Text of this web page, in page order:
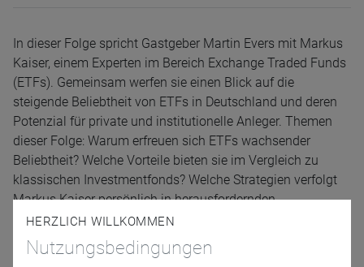
In dieser Folge spricht Gastgeber Martin Evers mit Markus
Kaiser, einem Experten im Bereich Exchange Traded Funds
(ETFs). Gemeinsam werfen sie einen Blick auf die
steigende Beliebtheit von ETFs in Deutschland und deren
Potenzial für private und institutionelle Anleger. Themen
dieser Folge: Warum erfreuen sich ETFs wachsender
Beliebtheit? Welche Vorteile bieten sie im Vergleich zu
klassischen Investmentfonds? Welche Strategien verfolgt
Markus Kaiser persönlich in herausfordernden
Marktphasen? Ein fundiertes Gespräch über zeitgemäße
Anlagestrategien, Marktentwicklungen und den
intelligenten Einsatz von ETFs im Portfolio.
HERZLICH WILLKOMMEN
Nutzungsbedingungen